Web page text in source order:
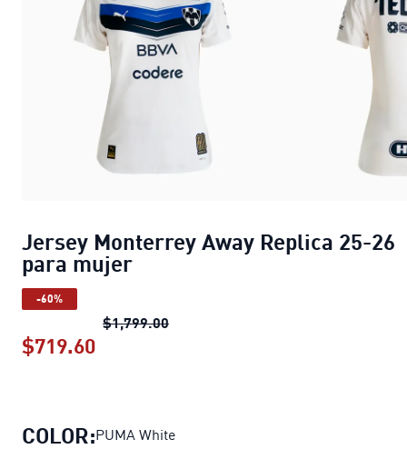
Jersey Monterrey Away Replica 25-26
para mujer
-60%
$1,799.00Jersey Monterrey Away Replica
$719.60
COLOR:PUMA White